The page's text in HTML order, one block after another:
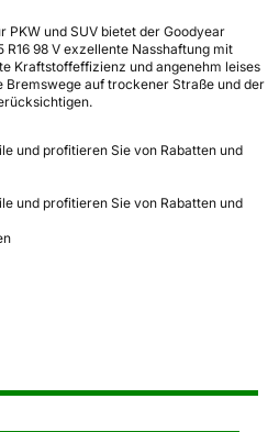
und SUV bietet der Goodyear
98 V exzellente Nasshaftung mit
Kraftstoffeffizienz und angenehm leises
auf trockener Straße und der
und profitieren Sie von Rabatten und
und profitieren Sie von Rabatten und